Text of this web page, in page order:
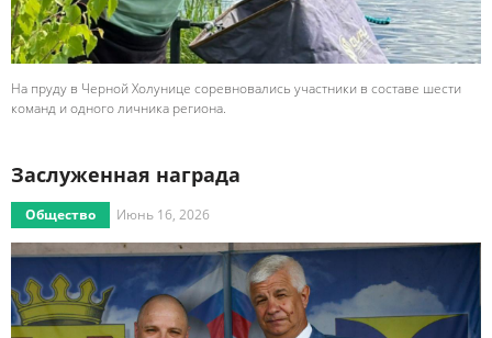
На пруду в Черной Холунице соревновались участники в составе шести
команд и одного личника региона.
Заслуженная награда
Общество Июнь 16, 2026